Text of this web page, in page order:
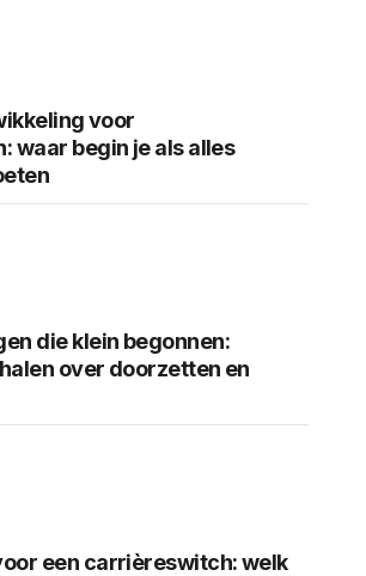
voor
waar begin je als alles
die klein begonnen:
over doorzetten en
een carrièreswitch: welk